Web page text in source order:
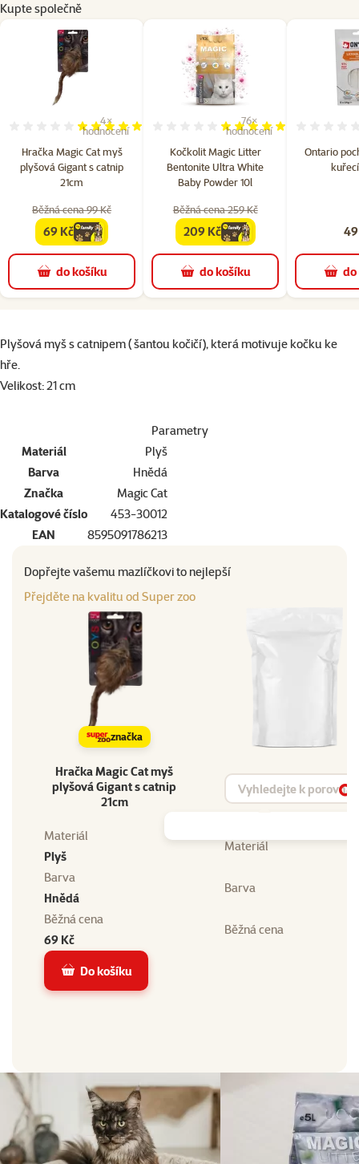
Kupte společně
Hračka Magic Cat myš
plyšová Gigant s catnip
21cm
Hodnocení 100%, počet hodnocení: 4
4×
hodnocení
Běžná cena 99 Kč
familycena
69 Kč
do košíku
Kočkolit Magic Litter
Bentonite Ultra White
Baby Powder 10l
Hodnocení 97%, počet
76×
hodnocení
Běžná cena 259 Kč
familycena
209 Kč
do košíku
Ontario
superzoo.product.detail.content
Plyšová myš s catnipem ( šantou kočičí), která motivuje kočku ke
hře.
Velikost: 21 cm
Parametry
Materiál
Plyš
Barva
Hnědá
Značka
Magic Cat
Katalogové číslo
453-30012
EAN
8595091786213
Dopřejte vašemu mazlíčkovi to nejlepší
Přejděte na kvalitu od Super zoo
značka
Hračka Magic Cat myš
plyšová Gigant s catnip
21cm
Vyhledat produkt
Materiál
Plyš
Materiál
Barva
Hnědá
Barva
Běžná cena
69 Kč
Běžná cena
Do košíku